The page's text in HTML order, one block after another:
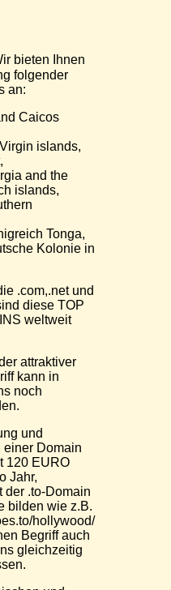
bieten Ihnen
folgender
an:
Caicos
islands,
and the
islands,
Tonga,
Kolonie in
.com,.net und
diese TOP
weltweit
attraktiver
kann in
noch
und
einer Domain
120 EURO
Jahr,
der .to-Domain
bilden wie z.B.
hollywood/
Begriff auch
gleichzeitig